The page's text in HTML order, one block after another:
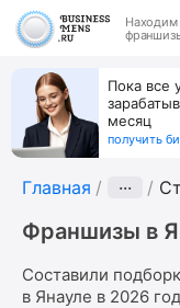
Находим
Пока все
месяц
получить
Главная ···
Франшизы в
Составили
в Янауле в 2026